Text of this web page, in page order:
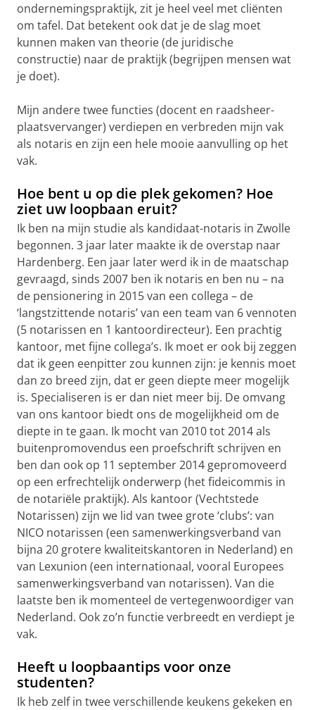
ondernemingspraktijk, zit je heel veel met cliënten
om tafel. Dat betekent ook dat je de slag moet
kunnen maken van theorie (de juridische
constructie) naar de praktijk (begrijpen mensen wat
je doet).
Mijn andere twee functies (docent en raadsheer-
plaatsvervanger) verdiepen en verbreden mijn vak
als notaris en zijn een hele mooie aanvulling op het
vak.
Hoe bent u op die plek gekomen? Hoe
ziet uw loopbaan eruit?
Ik ben na mijn studie als kandidaat-notaris in Zwolle
begonnen. 3 jaar later maakte ik de overstap naar
Hardenberg. Een jaar later werd ik in de maatschap
gevraagd, sinds 2007 ben ik notaris en ben nu – na
de pensionering in 2015 van een collega – de
‘langstzittende notaris’ van een team van 6 vennoten
(5 notarissen en 1 kantoordirecteur). Een prachtig
kantoor, met fijne collega’s. Ik moet er ook bij zeggen
dat ik geen eenpitter zou kunnen zijn: je kennis moet
dan zo breed zijn, dat er geen diepte meer mogelijk
is. Specialiseren is er dan niet meer bij. De omvang
van ons kantoor biedt ons de mogelijkheid om de
diepte in te gaan. Ik mocht van 2010 tot 2014 als
buitenpromovendus een proefschrift schrijven en
ben dan ook op 11 september 2014 gepromoveerd
op een erfrechtelijk onderwerp (het fideicommis in
de notariële praktijk). Als kantoor (Vechtstede
Notarissen) zijn we lid van twee grote ‘clubs’: van
NICO notarissen (een samenwerkingsverband van
bijna 20 grotere kwaliteitskantoren in Nederland) en
van Lexunion (een internationaal, vooral Europees
samenwerkingsverband van notarissen). Van die
laatste ben ik momenteel de vertegenwoordiger van
Nederland. Ook zo’n functie verbreedt en verdiept je
vak.
Heeft u loopbaantips voor onze
studenten?
Ik heb zelf in twee verschillende keukens gekeken en